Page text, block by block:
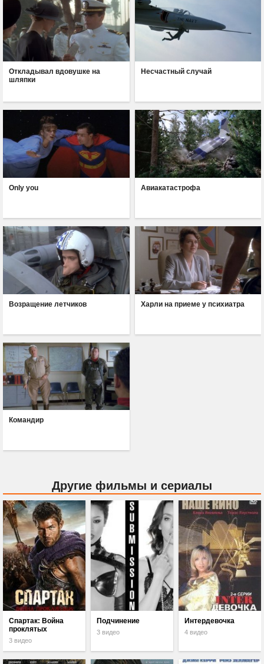
Откладывал вдовушке на
шляпки
Несчастный случай
Only you Авиакатастрофа
Возращение летчиков Харли на приеме у психиатра
Командир
Другие фильмы и сериалы
Спартак: Война
проклятых
3 видео
Подчинение
3 видео
Интердевочка
4 видео